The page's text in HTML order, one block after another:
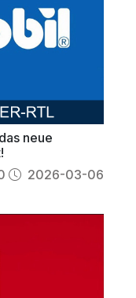
neue
2026-03-06